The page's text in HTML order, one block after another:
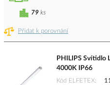
Přidat k porovnání
79 ks
PHILIPS Svítidlo
4000K IP66
Kód ELFETEX